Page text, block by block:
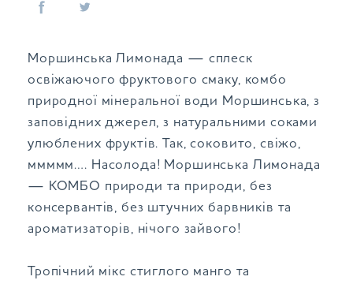
Моршинська Лимонада — сплеск
освіжаючого фруктового смаку, комбо
природної мінеральної води Моршинська, з
заповідних джерел, з натуральними соками
улюблених фруктів. Так, соковито, свіжо,
ммммм…. Насолода! Моршинська Лимонада
— КОМБО природи та природи, без
консервантів, без штучних барвників та
ароматизаторів, нічого зайвого!
Тропічний мікс стиглого манго та